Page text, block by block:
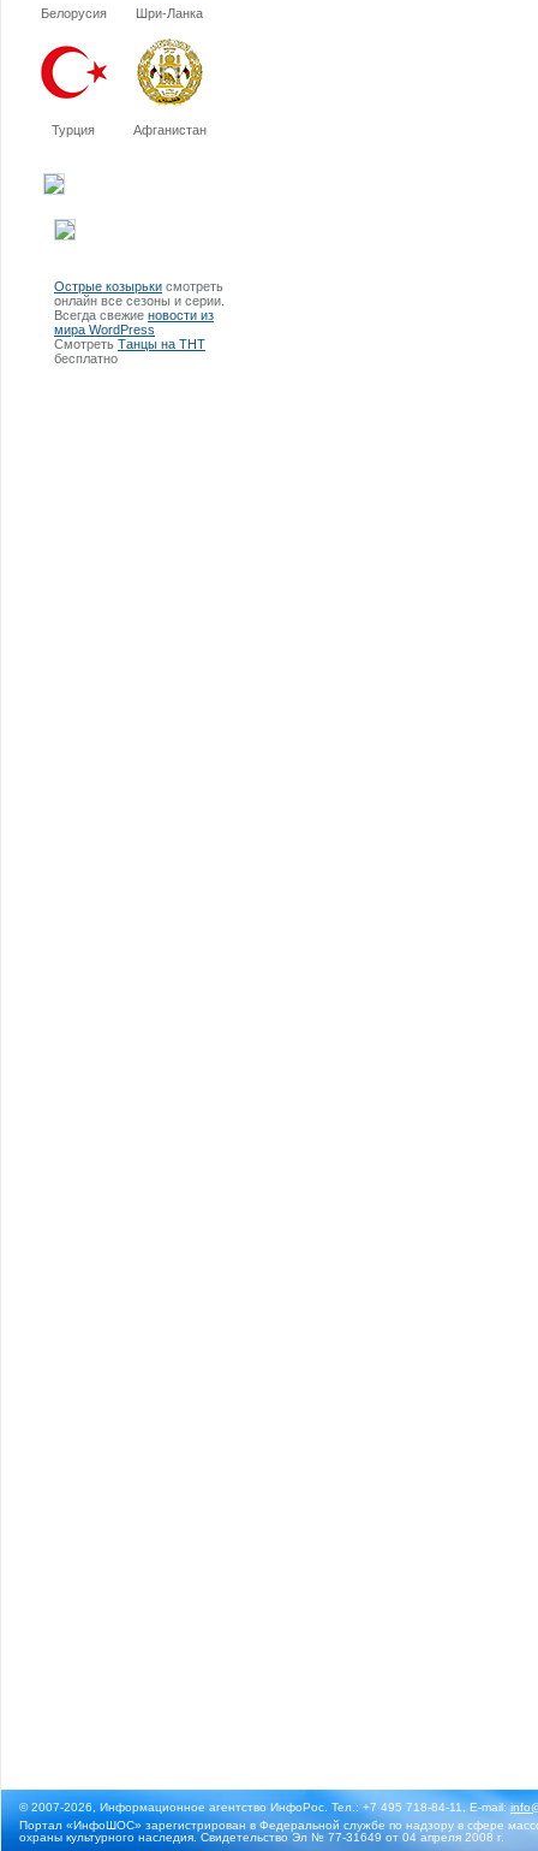
Белорусия Шри-Ланка
Турция Афганистан
Острые козырьки смотреть
онлайн все сезоны и серии.
Всегда свежие новости из
мира WordPress
Смотреть Танцы на ТНТ
бесплатно
© 2007-2026, Информационное агентство ИнфоРос. Тел.: +7 495 718-84-11, E-mail:
Портал «ИнфоШОС» зарегистрирован в Федеральной службе по надзору в сфере
охраны культурного наследия. Свидетельство Эл № 77-31649 от 04 апреля 2008 г.